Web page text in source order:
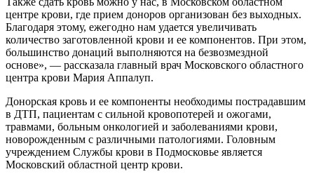
центре крови, где прием доноров организован без выходных.
Благодаря этому, ежегодно нам удается увеличивать
количество заготовленной крови и ее компонентов. При этом,
большинство донаций выполняются на безвозмездной
основе», — рассказала главный врач Московского областного
центра крови Мария Аппалуп.
Донорская кровь и ее компоненты необходимы пострадавшим
в ДТП, пациентам с сильной кровопотерей и ожогами,
травмами, больным онкологией и заболеваниями крови,
новорожденным с различными патологиями. Головным
учреждением Службы крови в Подмосковье является
Московский областной центр крови.